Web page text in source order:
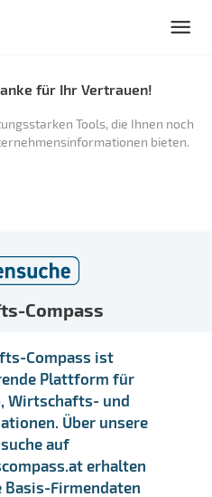
für Ihr Vertrauen!
Tools, die Ihnen noch
bieten.
Compass
Compass ist
Plattform für
Wirtschafts- und
Über unsere
auf
erhalten
Basis-Firmendaten